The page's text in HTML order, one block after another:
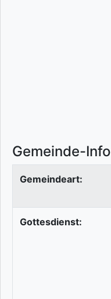
Gemeinde-Info
Gemeindeart:
Gottesdienst: